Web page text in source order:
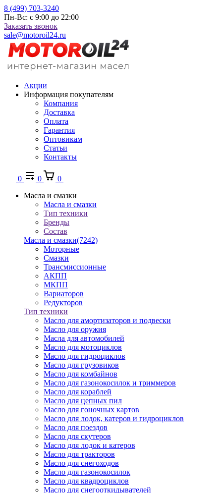
8 (499) 703-3240
Пн-Вс: с 9:00 до 22:00
Заказать звонок
sale@motoroil24.ru
Акции
Информация покупателям
Компания
Доставка
Оплата
Гарантия
Оптовикам
Статьи
Контакты
0 0
0
Масла и смазки
Масла и смазки
Тип техники
Бренды
Состав
Масла и смазки(7242)
Моторные
Смазки
Трансмиссионные
АКПП
МКПП
Вариаторов
Редукторов
Тип техники
Масло для амортизаторов и подвески
Масло для оружия
Масла для автомобилей
Масло для мотоциклов
Масло для гидроциклов
Масло для грузовиков
Масло для комбайнов
Масло для газонокосилок и триммеров
Масло для кораблей
Масло для цепных пил
Масло для гоночных картов
Масло для лодок, катеров и гидроциклов
Масло для поездов
Масло для скутеров
Масло для лодок и катеров
Масло для тракторов
Масло для снегоходов
Масло для газонокосилок
Масло для квадроциклов
Масло для снегооткидывателей